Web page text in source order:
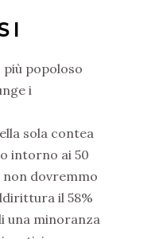
più popoloso
i
sola contea
intorno ai 50
non dovremmo
il 58%
una minoranza